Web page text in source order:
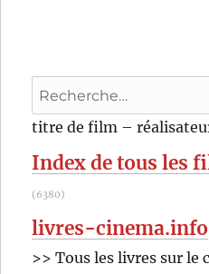
Recherche
pour
titre de film –
Index de tous les
(6380)
livres-cinema.info
>> Tous les livres sur le